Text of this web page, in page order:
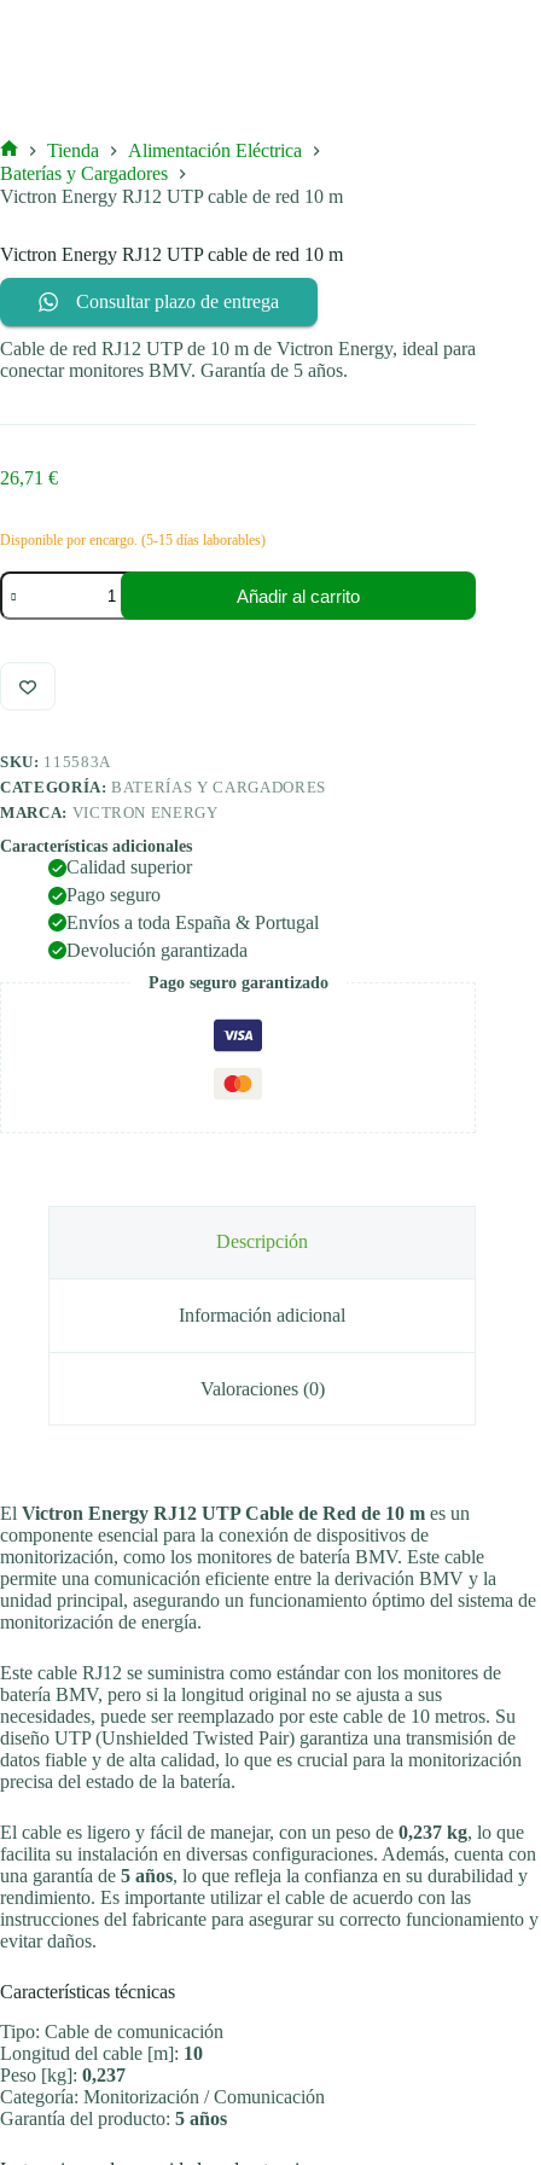
Inicio
Tienda
Alimentación Eléctrica
Baterías y Cargadores
Victron Energy RJ12 UTP cable de red 10 m
Victron Energy RJ12 UTP cable de red 10 m
Consultar plazo de entrega
Cable de red RJ12 UTP de 10 m de Victron Energy, ideal para
conectar monitores BMV. Garantía de 5 años.
26,71 €
Disponible por encargo. (5-15 días laborables)
Victron
Energy
RJ12
cable
red
cantidad
Añadir al carrito
SKU: 115583A
CATEGORÍA:BATERÍAS Y CARGADORES
MARCA: VICTRON ENERGY
Características adicionales
Calidad superior
Pago seguro
Envíos a toda España & Portugal
Devolución garantizada
Pago seguro garantizado
Descripción
Información adicional
Valoraciones (0)
El Victron Energy RJ12 UTP Cable de Red de 10 m es un
componente esencial para la conexión de dispositivos de
monitorización, como los monitores de batería BMV. Este cable
permite una comunicación eficiente entre la derivación BMV y la
unidad principal, asegurando un funcionamiento óptimo del sistema de
monitorización de energía.
Este cable RJ12 se suministra como estándar con los monitores de
batería BMV, pero si la longitud original no se ajusta a sus
necesidades, puede ser reemplazado por este cable de 10 metros. Su
diseño UTP (Unshielded Twisted Pair) garantiza una transmisión de
datos fiable y de alta calidad, lo que es crucial para la monitorización
precisa del estado de la batería.
El cable es ligero y fácil de manejar, con un peso de 0,237 kg, lo que
facilita su instalación en diversas configuraciones. Además, cuenta con
una garantía de 5 años, lo que refleja la confianza en su durabilidad y
rendimiento. Es importante utilizar el cable de acuerdo con las
instrucciones del fabricante para asegurar su correcto funcionamiento y
evitar daños.
Características técnicas
Tipo: Cable de comunicación
Longitud del cable [m]: 10
Peso [kg]: 0,237
Categoría: Monitorización / Comunicación
Garantía del producto: 5 años